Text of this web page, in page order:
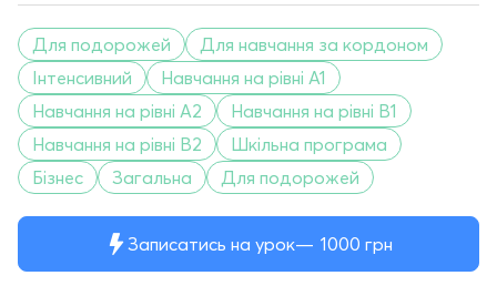
Записатись на урок 1000 грн
Для подорожей
Для навчання за кордоном
Інтенсивний
Навчання на рівні A1
Навчання на рівні A2
Навчання на рівні B1
Навчання на рівні B2
Шкільна програма
Бізнес
Загальна Для подорожей